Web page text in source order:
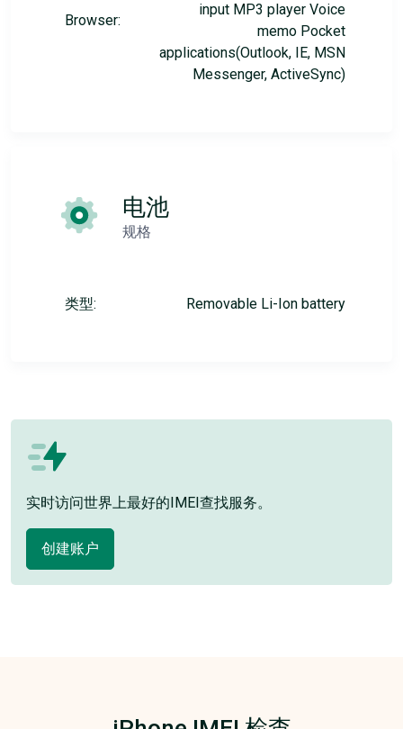
Browser:
input MP3 player Voice
memo Pocket
applications(Outlook, IE, MSN
Messenger, ActiveSync)
电池
规格
类型: Removable Li-Ion battery
实时访问世界上最好的IMEI查找服务。
创建账户